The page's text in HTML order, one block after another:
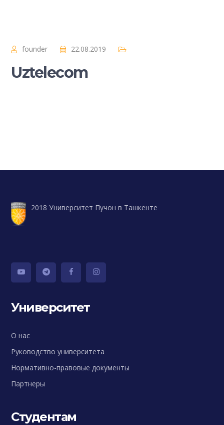
founder 22.08.2019
Uztelecom
2018 Университет Пучон в Ташкенте
Университет
О нас
Руководство университета
Нормативно-правовые документы
Партнеры
Студентам